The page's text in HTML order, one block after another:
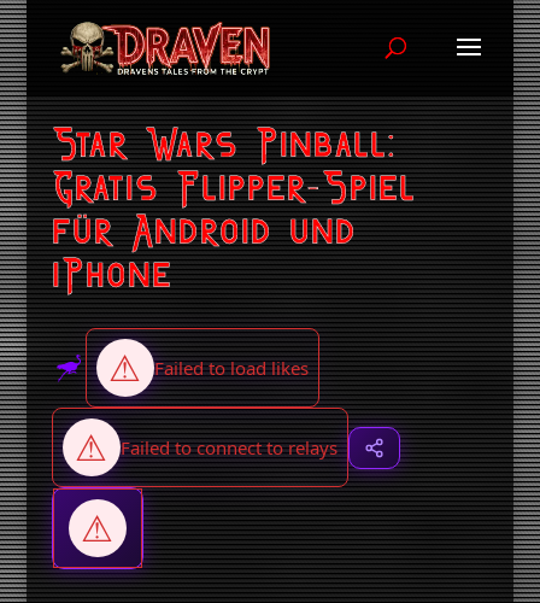
Star Wars Pinball:
Gratis Flipper-Spiel
für Android und
iPhone